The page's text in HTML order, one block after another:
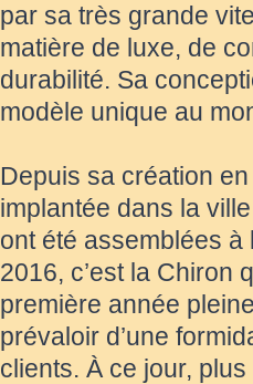
par sa très grande
matière de luxe, de
durabilité. Sa
modèle unique au
Depuis sa création
implantée dans la
ont été assemblées à
2016, c’est la Chiron
première année
prévaloir d’une
clients. À ce jour,